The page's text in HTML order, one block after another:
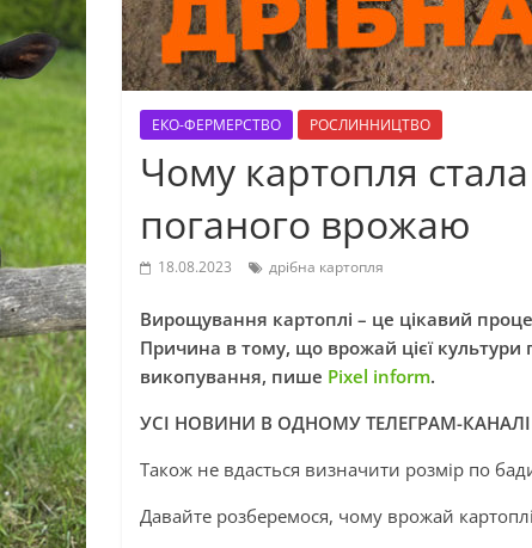
ЕКО-ФЕРМЕРСТВО РОСЛИННИЦТВО
Чому картопля
поганого врожаю
18.08.2023 дрібна картопля
Вирощування картоплі – це цікавий
Причина в тому, що врожай цієї
викопування, пише Pixel inform.
УСІ НОВИНИ В ОДНОМУ ТЕЛЕГРАМ-КАНАЛІ
Також не вдасться визначити розмір по
Давайте розберемося, чому врожай